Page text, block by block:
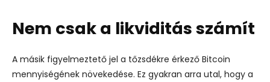
Nem csak a likviditás számít
A másik figyelmeztető jel a tőzsdékre érkező Bitcoin
mennyiségének növekedése. Ez gyakran arra utal, hogy a